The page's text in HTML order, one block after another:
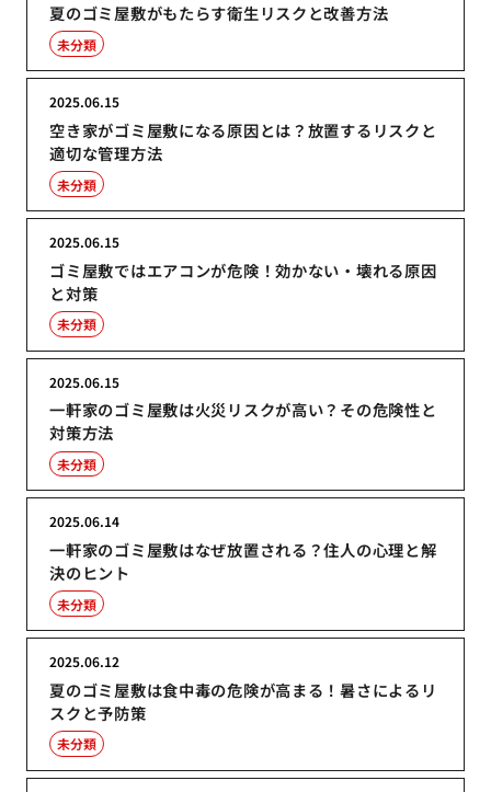
夏のゴミ屋敷がもたらす衛生リスクと改善方法
未分類
空き家がゴミ屋敷になる原因とは？放置するリスクと
適切な管理方法
2025.06.15
未分類
ゴミ屋敷ではエアコンが危険！効かない・壊れる原因
と対策
2025.06.15
未分類
一軒家のゴミ屋敷は火災リスクが高い？その危険性と
対策方法
2025.06.15
未分類
一軒家のゴミ屋敷はなぜ放置される？住人の心理と解
決のヒント
2025.06.14
未分類
夏のゴミ屋敷は食中毒の危険が高まる！暑さによるリ
スクと予防策
2025.06.12
未分類